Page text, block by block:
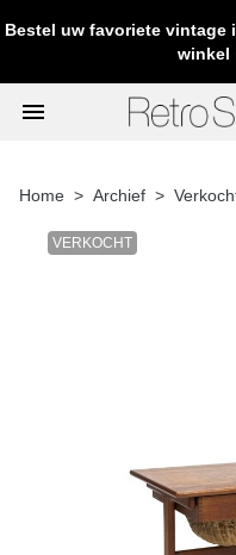
Bestel uw favoriete vintage
winkel
menu
Home Archief
VERKOCHT